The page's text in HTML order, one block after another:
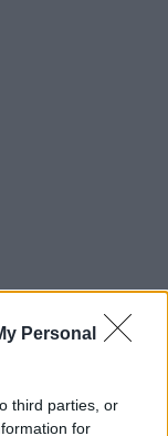
Personal
third parties, or
for